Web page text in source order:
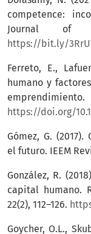
competence:
Journal of
https://bit.ly/
Ferreto, E.,
humano y
https://doi.org/
Gómez, G.
el futuro. IEEM
González, R.
capital humano.
22(2), 112–126.
Goycher, O.L.,